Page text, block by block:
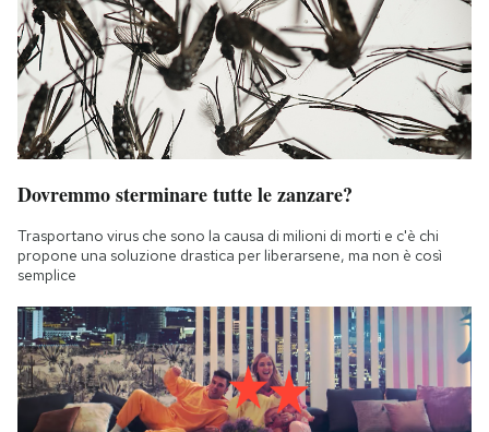
Dovremmo sterminare tutte le zanzare?
Trasportano virus che sono la causa di milioni di morti e c'è chi
propone una soluzione drastica per liberarsene, ma non è così
semplice